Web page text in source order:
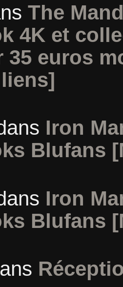
The
4K et
euros
Iron
Blufans
Iron
Blufans